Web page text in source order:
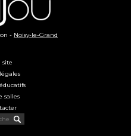
- Noisy-le-Grand
site
salles